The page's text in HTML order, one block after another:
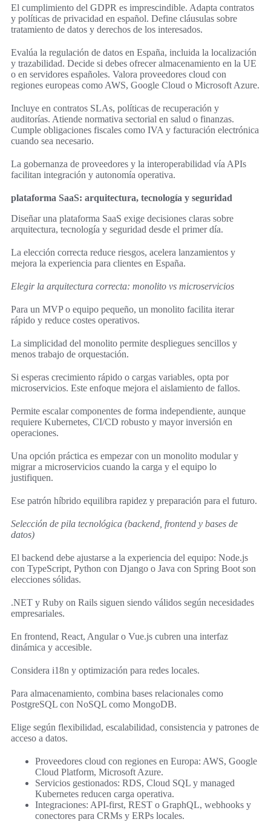
El cumplimiento del GDPR es imprescindible. Adapta contratos
y políticas de privacidad en español. Define cláusulas sobre
tratamiento de datos y derechos de los interesados.
Evalúa la regulación de datos en España, incluida la localización
y trazabilidad. Decide si debes ofrecer almacenamiento en la UE
o en servidores españoles. Valora proveedores cloud con
regiones europeas como AWS, Google Cloud o Microsoft Azure.
Incluye en contratos SLAs, políticas de recuperación y
auditorías. Atiende normativa sectorial en salud o finanzas.
Cumple obligaciones fiscales como IVA y facturación electrónica
cuando sea necesario.
La gobernanza de proveedores y la interoperabilidad vía APIs
facilitan integración y autonomía operativa.
plataforma SaaS: arquitectura, tecnología y seguridad
Diseñar una plataforma SaaS exige decisiones claras sobre
arquitectura, tecnología y seguridad desde el primer día.
La elección correcta reduce riesgos, acelera lanzamientos y
mejora la experiencia para clientes en España.
Elegir la arquitectura correcta: monolito vs microservicios
Para un MVP o equipo pequeño, un monolito facilita iterar
rápido y reduce costes operativos.
La simplicidad del monolito permite despliegues sencillos y
menos trabajo de orquestación.
Si esperas crecimiento rápido o cargas variables, opta por
microservicios. Este enfoque mejora el aislamiento de fallos.
Permite escalar componentes de forma independiente, aunque
requiere Kubernetes, CI/CD robusto y mayor inversión en
operaciones.
Una opción práctica es empezar con un monolito modular y
migrar a microservicios cuando la carga y el equipo lo
justifiquen.
Ese patrón híbrido equilibra rapidez y preparación para el futuro.
Selección de pila tecnológica (backend, frontend y bases de
datos)
El backend debe ajustarse a la experiencia del equipo: Node.js
con TypeScript, Python con Django o Java con Spring Boot son
elecciones sólidas.
.NET y Ruby on Rails siguen siendo válidos según necesidades
empresariales.
En frontend, React, Angular o Vue.js cubren una interfaz
dinámica y accesible.
Considera i18n y optimización para redes locales.
Para almacenamiento, combina bases relacionales como
PostgreSQL con NoSQL como MongoDB.
Elige según flexibilidad, escalabilidad, consistencia y patrones de
acceso a datos.
Proveedores cloud con regiones en Europa: AWS, Google
Cloud Platform, Microsoft Azure.
Servicios gestionados: RDS, Cloud SQL y managed
Kubernetes reducen carga operativa.
Integraciones: API-first, REST o GraphQL, webhooks y
conectores para CRMs y ERPs locales.